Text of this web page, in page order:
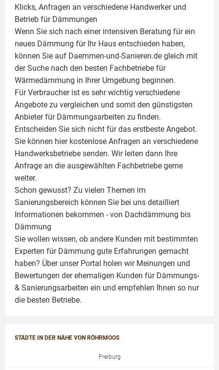
Klicks, Anfragen an verschiedene Handwerker und
Betrieb für Dämmungen
Wenn Sie sich nach einer intensiven Beratung für ein
neues Dämmung für Ihr Haus entschieden haben,
können Sie auf Daemmen-und-Sanieren.de gleich mit
der Suche nach den besten Fachbetriebe für
Wärmedämmung in Ihrer Umgebung beginnen.
Für Verbraucher ist es sehr wichtig verschiedene
Angebote zu vergleichen und somit den günstigsten
Anbieter für Dämmungsarbeiten zu finden.
Entscheiden Sie sich nicht für das erstbeste Angebot.
Sie können hier kostenlose Anfragen an verschiedene
Handwerksbetriebe senden. Wir leiten dann Ihre
Anfrage an die ausgewählten Fachbetriebe gerne
weiter.
Schon gewusst? Zu vielen Themen im
Sanierungsbereich können Sie bei uns detailliert
Informationen bekommen - von Dachdämmung bis
Dämmung
Sie wollen wissen, ob andere Kunden mit bestimmten
Experten für Dämmung gute Erfahrungen gemacht
haben? Über unser Portal holen wir Meinungen und
Bewertungen der ehemaligen Kunden für Dämmungs-
& Sanierungsarbeiten ein und empfehlen Ihnen so nur
die besten Betriebe.
STÄDTE IN DER NÄHE VON RÖHRMOOS
Freiburg